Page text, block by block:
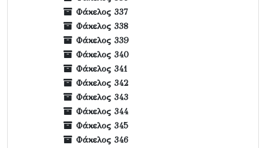
Φάκελος 337
Φάκελος 338
Φάκελος 339
Φάκελος 340
Φάκελος 341
Φάκελος 342
Φάκελος 343
Φάκελος 344
Φάκελος 345
Φάκελος 346